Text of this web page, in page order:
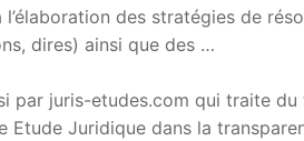
des stratégies de
dires) ainsi que des …
par juris-etudes.com qui traite du
Juridique dans la